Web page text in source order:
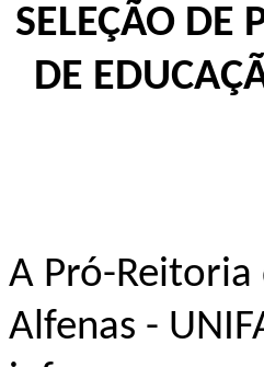
SELEÇÃO DE
DE
A Pró-Reitoria
Alfenas -